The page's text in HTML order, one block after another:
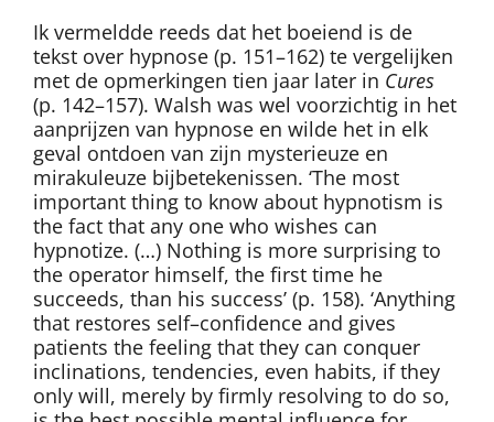
Ik vermeldde reeds dat het boeiend is de
tekst over hypnose (p. 151–162) te vergelijken
met de opmerkingen tien jaar later in Cures
(p. 142–157). Walsh was wel voorzichtig in het
aanprijzen van hypnose en wilde het in elk
geval ontdoen van zijn mysterieuze en
mirakuleuze bijbetekenissen. ‘The most
important thing to know about hypnotism is
the fact that any one who wishes can
hypnotize. (…) Nothing is more surprising to
the operator himself, the first time he
succeeds, than his success’ (p. 158). ‘Anything
that restores self–confidence and gives
patients the feeling that they can conquer
inclinations, tendencies, even habits, if they
only will, merely by firmly resolving to do so,